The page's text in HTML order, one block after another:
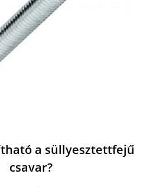
a süllyesztettfejű
csavar?